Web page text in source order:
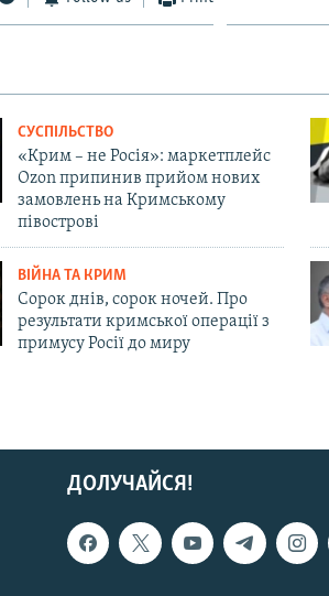
СУСПІЛЬСТВО
«Крим – не Росія»: маркетплейс
Ozon припинив прийом нових
замовлень на Кримському
півострові
ВІЙНА ТА КРИМ
Сорок днів, сорок ночей. Про
результати кримської операції з
примусу Росії до миру
ДОЛУЧАЙСЯ!